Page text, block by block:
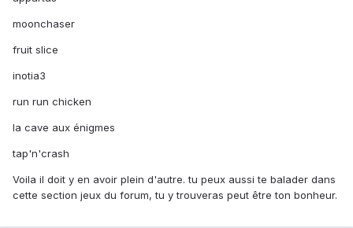
moonchaser
fruit slice
inotia3
run run chicken
la cave aux énigmes
tap'n'crash
Voila il doit y en avoir plein d'autre. tu peux aussi te balader dans
cette section jeux du forum, tu y trouveras peut être ton bonheur.